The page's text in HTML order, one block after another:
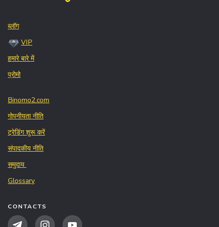
ब्लॉग
VIP
हमारे बारे में
प्रोमो
Binomo2.com
गोपनीयता नीति
ट्रेडिंग शुरू करें
संपादकीय नीति
समुदाय
Glossary
CONTACTS